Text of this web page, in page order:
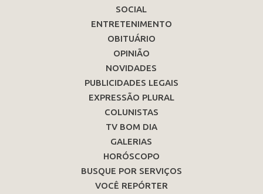
SOCIAL
ENTRETENIMENTO
OBITUÁRIO
OPINIÃO
NOVIDADES
PUBLICIDADES LEGAIS
EXPRESSÃO PLURAL
COLUNISTAS
TV BOM DIA
GALERIAS
HORÓSCOPO
BUSQUE POR SERVIÇOS
VOCÊ REPÓRTER